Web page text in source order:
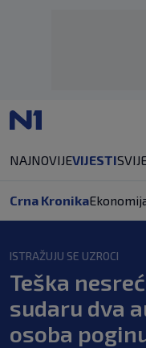
NAJNOVIJEVIJESTI
Crna Kronika
ISTRAŽUJU SE UZROCI
Teška
sudaru dva
osoba